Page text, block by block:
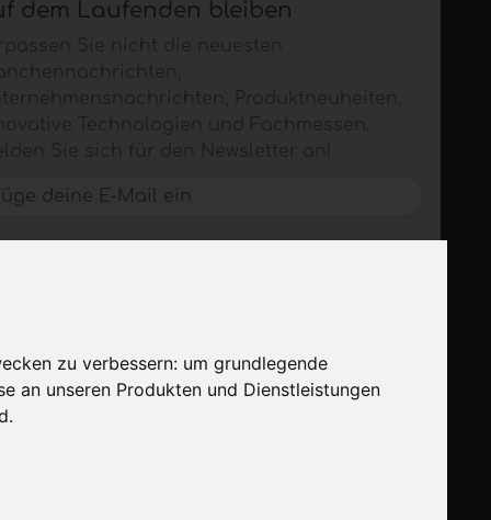
zu verbessern: um grundlegende
an unseren Produkten und Dienstleistungen
.
dem Laufenden bleiben